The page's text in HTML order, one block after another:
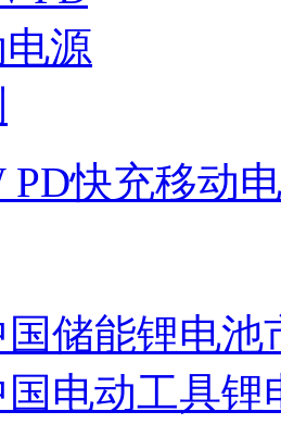
PD快充移动
国储能锂电
国电动工具